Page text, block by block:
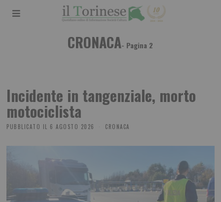
CRONACA- Pagina 2
Incidente in tangenziale, morto
motociclista
PUBBLICATO IL 6 AGOSTO 2026 CRONACA